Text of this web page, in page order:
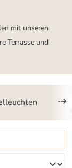
mit unseren
Terrasse und